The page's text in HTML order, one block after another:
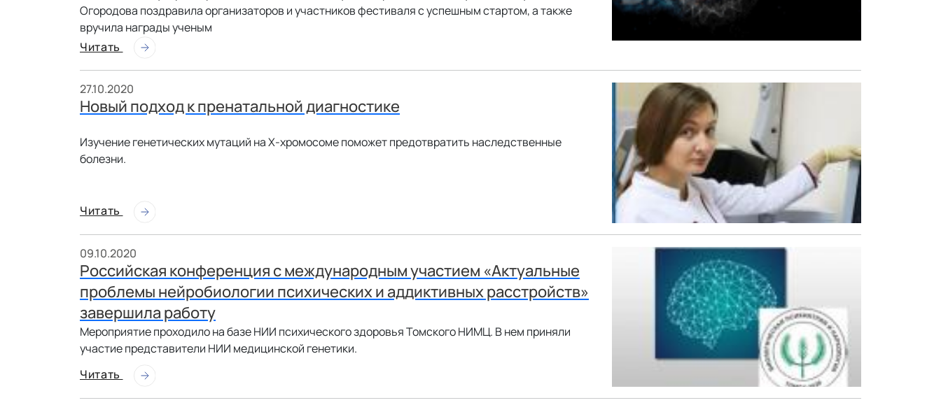
Огородова поздравила организаторов и участников фестиваля с успешным стартом, а также
вручила награды ученым
Читать
27.10.2020
Новый подход к пренатальной диагностике
Изучение генетических мутаций на Х-хромосоме поможет предотвратить наследственные
болезни.
Читать
09.10.2020
Российская конференция с международным участием «Актуальные
проблемы нейробиологии психических и аддиктивных расстройств»
завершила работу
Мероприятие проходило на базе НИИ психического здоровья Томского НИМЦ. В нем приняли
участие представители НИИ медицинской генетики.
Читать